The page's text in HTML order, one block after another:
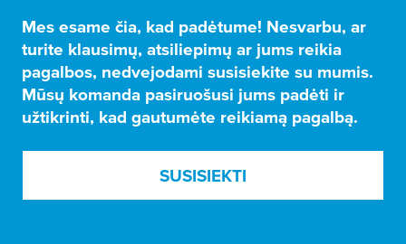
Mes esame čia, kad padėtume! Nesvarbu, ar
turite klausimų, atsiliepimų ar jums reikia
pagalbos, nedvejodami susisiekite su mumis.
Mūsų komanda pasiruošusi jums padėti ir
užtikrinti, kad gautumėte reikiamą pagalbą.
SUSISIEKTI